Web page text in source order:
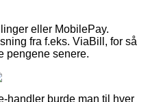
eller MobilePay.
fra f.eks. ViaBill, for så
pengene senere.
handler burde man til hver